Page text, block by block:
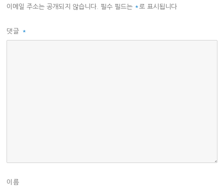
이메일 주소는 공개되지 않습니다. 필수 필드는 *로 표시됩니다
댓글 *
이름